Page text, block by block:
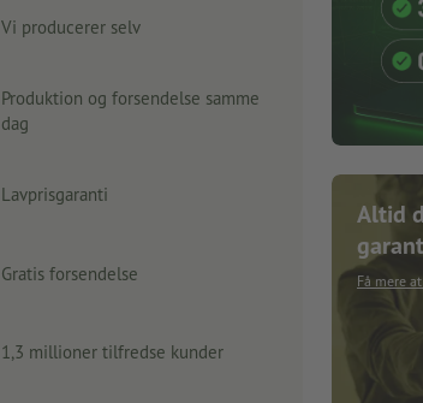
Vi producerer selv
Produktion og forsendelse samme
dag
Lavprisgaranti
Gratis forsendelse
1,3 millioner tilfredse kunder
Altid
Få mere